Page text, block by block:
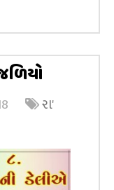
રા'